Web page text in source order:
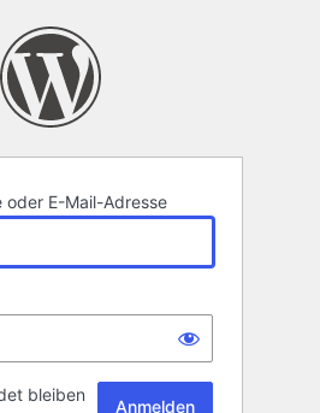
oder E-Mail-Adresse
bleiben